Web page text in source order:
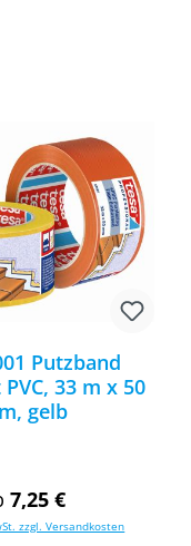
Putzband
33 m x 50
gelb
Preis:
7,25 €
zzgl. Versandkosten